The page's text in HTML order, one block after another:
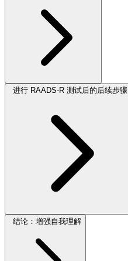
进行 RAADS-R 测试后的后续步骤
结论：增强自我理解